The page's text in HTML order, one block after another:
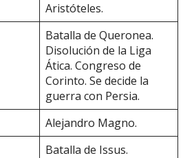
Aristóteles.
Batalla de Queronea.
Disolución de la Liga
Ática. Congreso de
Corinto. Se decide la
guerra con Persia.
Alejandro Magno.
Batalla de Issus.